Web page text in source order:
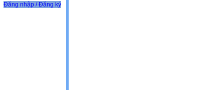
Đăng nhập / Đăng ký